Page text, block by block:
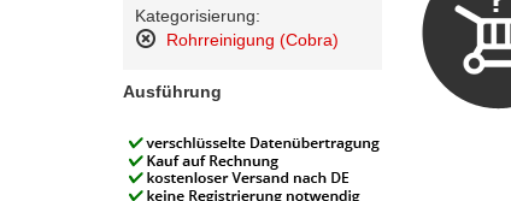
Kategorisierung:
Rohrreinigung (Cobra)
Artikel
entfernen
Ausführung